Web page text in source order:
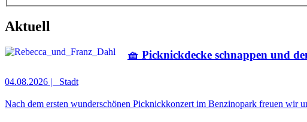
Aktuell
🧺 Picknickdecke schnappen und
04.08.2026 | Stadt
Nach dem ersten wunderschönen Picknickkonzert im Benzinopark freuen